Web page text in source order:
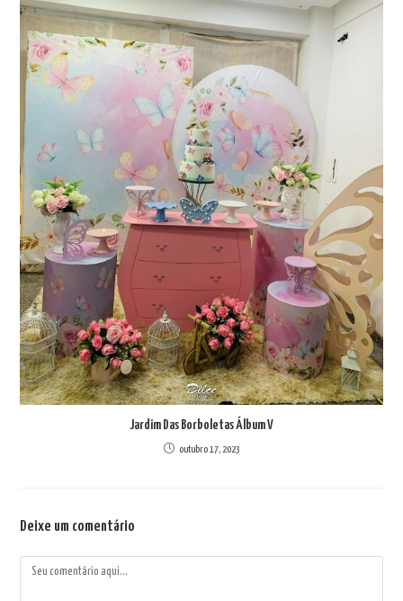
Jardim Das Borboletas Álbum V
outubro 17, 2023
Deixe um comentário
Comentário